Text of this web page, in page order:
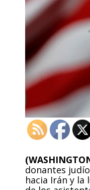
donantes
hacia Irán y la